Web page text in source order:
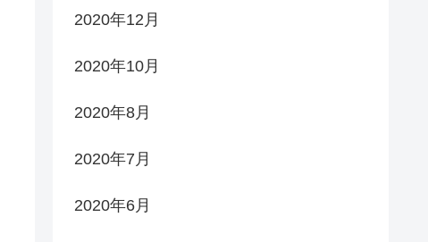
2020年12月
2020年10月
2020年8月
2020年7月
2020年6月